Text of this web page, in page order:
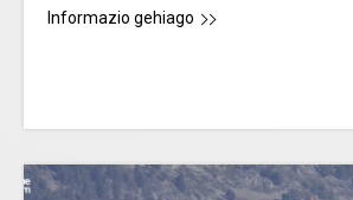
Informazio gehiago